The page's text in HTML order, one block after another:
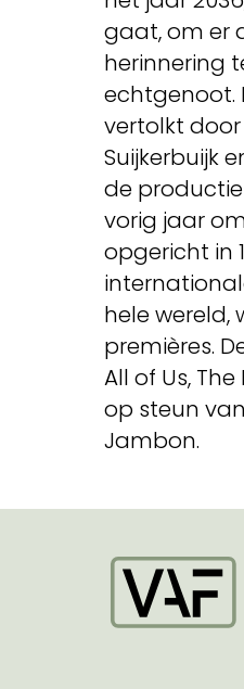
gaat, om er
herinnering
echtgenoot.
vertolkt door
Suijkerbuijk
de productie
vorig jaar
opgericht in
hele wereld,
premières.
All of Us,
op steun
Jambon.